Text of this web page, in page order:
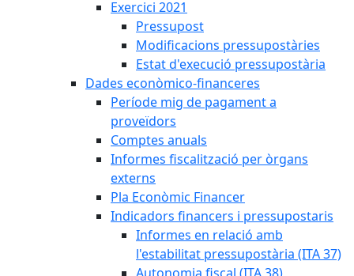
Exercici 2021
Pressupost
Modificacions pressupostàries
Estat d'execució pressupostària
Dades econòmico-financeres
Període mig de pagament a
proveïdors
Comptes anuals
Informes fiscalització per òrgans
externs
Pla Econòmic Financer
Indicadors financers i pressupostaris
Informes en relació amb
l'estabilitat pressupostària (ITA 37)